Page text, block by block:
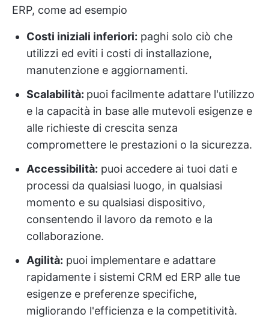
ERP, come ad esempio
Costi iniziali inferiori: paghi solo ciò che
utilizzi ed eviti i costi di installazione,
manutenzione e aggiornamenti.
Scalabilità: puoi facilmente adattare l'utilizzo
e la capacità in base alle mutevoli esigenze e
alle richieste di crescita senza
compromettere le prestazioni o la sicurezza.
Accessibilità: puoi accedere ai tuoi dati e
processi da qualsiasi luogo, in qualsiasi
momento e su qualsiasi dispositivo,
consentendo il lavoro da remoto e la
collaborazione.
Agilità: puoi implementare e adattare
rapidamente i sistemi CRM ed ERP alle tue
esigenze e preferenze specifiche,
migliorando l'efficienza e la competitività.